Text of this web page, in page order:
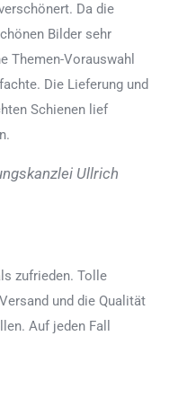
Da die
Bilder sehr
Themen-Vorauswahl
Die Lieferung und
Schienen lief
Ullrich
zufrieden. Tolle
und die Qualität
. Auf jeden Fall